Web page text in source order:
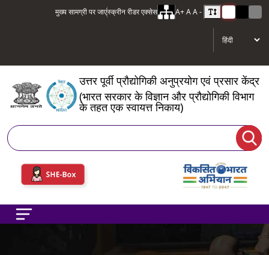
मुख्य सामग्री पर जाएंस्क्रीन रीडर एक्सेस A+AA -
उत्तर पूर्वी प्रौद्योगिकी अनुप्रयोग एवं प्रसार केंद्र
(भारत सरकार के विज्ञान और प्रौद्योगिकी विभाग
के तहत एक स्वायत्त निकाय)
खोज